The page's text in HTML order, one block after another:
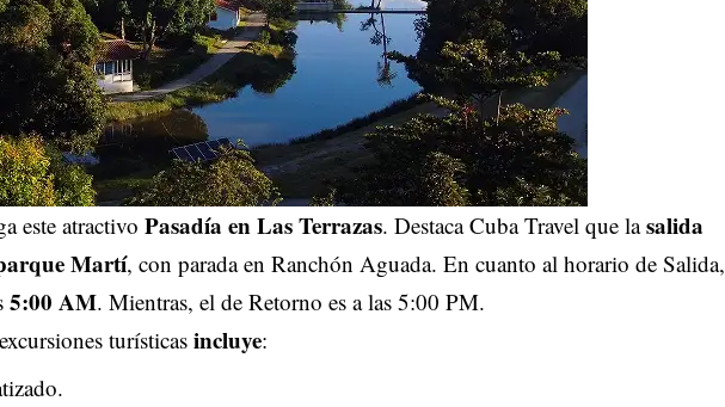
este atractivo Pasadía en Las Terrazas. Destaca Cuba Travel que lasalida
Martí, con parada en Ranchón Aguada. En cuanto al horario de Salida,
5:00 AM. Mientras, el de Retorno es a las 5:00 PM.
turísticasincluye: